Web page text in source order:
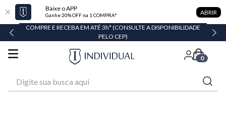
Baixe o APP
Ganhe 20% OFF na 1 COMPRA* ABRIR
COMPRE E RECEBA EM ATÉ 3h* (CONSULTE A DISPONIBILIDADE
PELO CEP)
0